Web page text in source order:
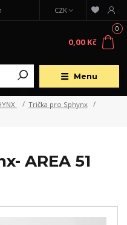
Menu
CZK
0
0,00 Kč
Trička pro Sphynx
AREA 51